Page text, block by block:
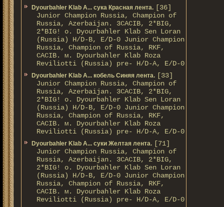
Dyourbahler Klab A... сука Красная лента. [36]
Junior Champion Russia, Champion of
Russia, Azerbaijan. 3CACIB, 2*BIG,
2*BIG! о. Dyourbahler Klab Sen Loran
(Russia) H/D-B, E/D-0 Junior Champion
Russia, Champion of Russia, RKF,
CACIB. м. Dyourbahler Klab Roza
Reviliotti (Russia) pre- H/D-A, E/D-0
Dyourbahler Klab A... кобель Синяя лента. [33]
Junior Champion Russia, Champion of
Russia, Azerbaijan. 3CACIB, 2*BIG,
2*BIG! о. Dyourbahler Klab Sen Loran
(Russia) H/D-B, E/D-0 Junior Champion
Russia, Champion of Russia, RKF,
CACIB. м. Dyourbahler Klab Roza
Reviliotti (Russia) pre- H/D-A, E/D-0
Dyourbahler Klab A... суки Желтая лента. [71]
Junior Champion Russia, Champion of
Russia, Azerbaijan. 3CACIB, 2*BIG,
2*BIG! о. Dyourbahler Klab Sen Loran
(Russia) H/D-B, E/D-0 Junior Champion
Russia, Champion of Russia, RKF,
CACIB. м. Dyourbahler Klab Roza
Reviliotti (Russia) pre- H/D-A, E/D-0